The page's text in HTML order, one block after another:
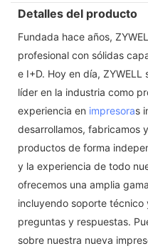
Detalles del producto
Fundada hace años,
profesional con sólidas
e I+D. Hoy en día,
líder en la industria como
experiencia en impresoras
desarrollamos, fabricamos
productos de forma
y la experiencia de todo
ofrecemos una amplia
incluyendo soporte
preguntas y respuestas.
sobre nuestra nueva